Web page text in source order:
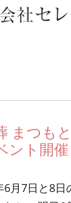
まつも
ント開
月7日と8日